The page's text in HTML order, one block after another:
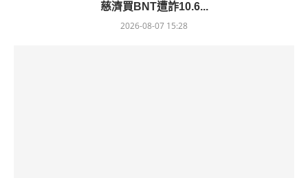
慈濟買BNT遭詐10.6...
2026-08-07 15:28